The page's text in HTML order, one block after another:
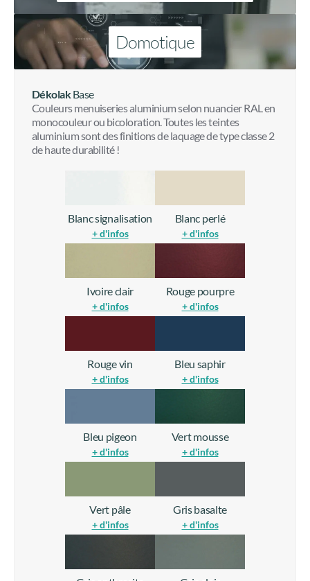
Domotique
DékolakBase
Couleurs menuiseries aluminium selon nuancier RAL en
monocouleur ou bicoloration. Toutes les teintes
aluminium sont des finitions de laquage de type classe 2
de haute durabilité !
Blanc signalisation
+ d'infos
Blanc perlé
+ d'infos
Ivoire clair
+ d'infos
Rouge pourpre
+ d'infos
Rouge vin
+ d'infos
Bleu saphir
+ d'infos
Bleu pigeon
+ d'infos
Vert mousse
+ d'infos
Vert pâle
+ d'infos
Gris basalte
+ d'infos